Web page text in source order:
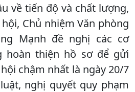
về tiến độ và chất lượng,
Chủ nhiệm Văn phòng
Mạnh đề nghị các cơ
hoàn thiện hồ sơ để gửi
chậm nhất là ngày 20/7
nghị quyết quy phạm